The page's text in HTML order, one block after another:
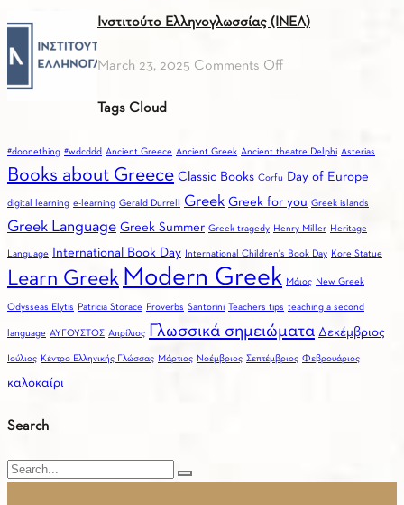
Ινστιτούτο Ελληνογλωσσίας (ΙΝΕΛ)
March 23, 2025 Comments Offon
Tags Cloud
#doonething #wdcddd Ancient Greece Ancient Greek Ancient theatre Delphi Asterias
Books about Greece Classic Books Corfu Day of Europe
digital learning e-learning Gerald Durrell Greek Greek for you Greek islands
Greek Language Greek Summer Greek tragedy Henry Miller Heritage
Language International Book Day International Children's Book Day Kore Statue
Learn Greek Modern Greek Mάιος New Greek
Odysseas Elytis Patricia Storace Proverbs Santorini Teachers tips teaching a second
language ΑΥΓΟΥΣΤΟΣ Απρίλιος Γλωσσικά σημειώματα Δεκέμβριος
Ιούλιος Κέντρο Ελληνικής Γλώσσας Μάρτιος Νοέμβριος Σεπτέμβριος Φεβρουάριος
καλοκαίρι
Search
Search